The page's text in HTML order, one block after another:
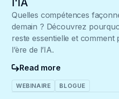
l'IA
Quelles compétences
demain ? Découvrez
reste essentielle et comment
l’ère de l’IA.
Read more
WEBINAIRE BLOGUE